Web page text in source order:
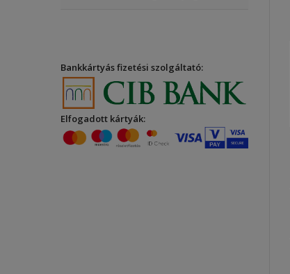
Bankkártyás fizetési szolgáltató:
Elfogadott kártyák: